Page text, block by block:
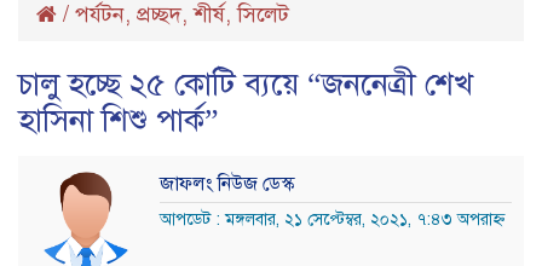
/ পর্যটন, প্রচ্ছদ,শীর্ষ,সিলেট
চালু হচ্ছে ২৫ কোটি ব্যয়ে “জননেত্রী শেখ
হাসিনা শিশু পার্ক”
জাফলং নিউজ ডেস্ক
আপডেট : মঙ্গলবার, ২১ সেপ্টেম্বর, ২০২১, ৭:৪৩ অপরাহ্ন